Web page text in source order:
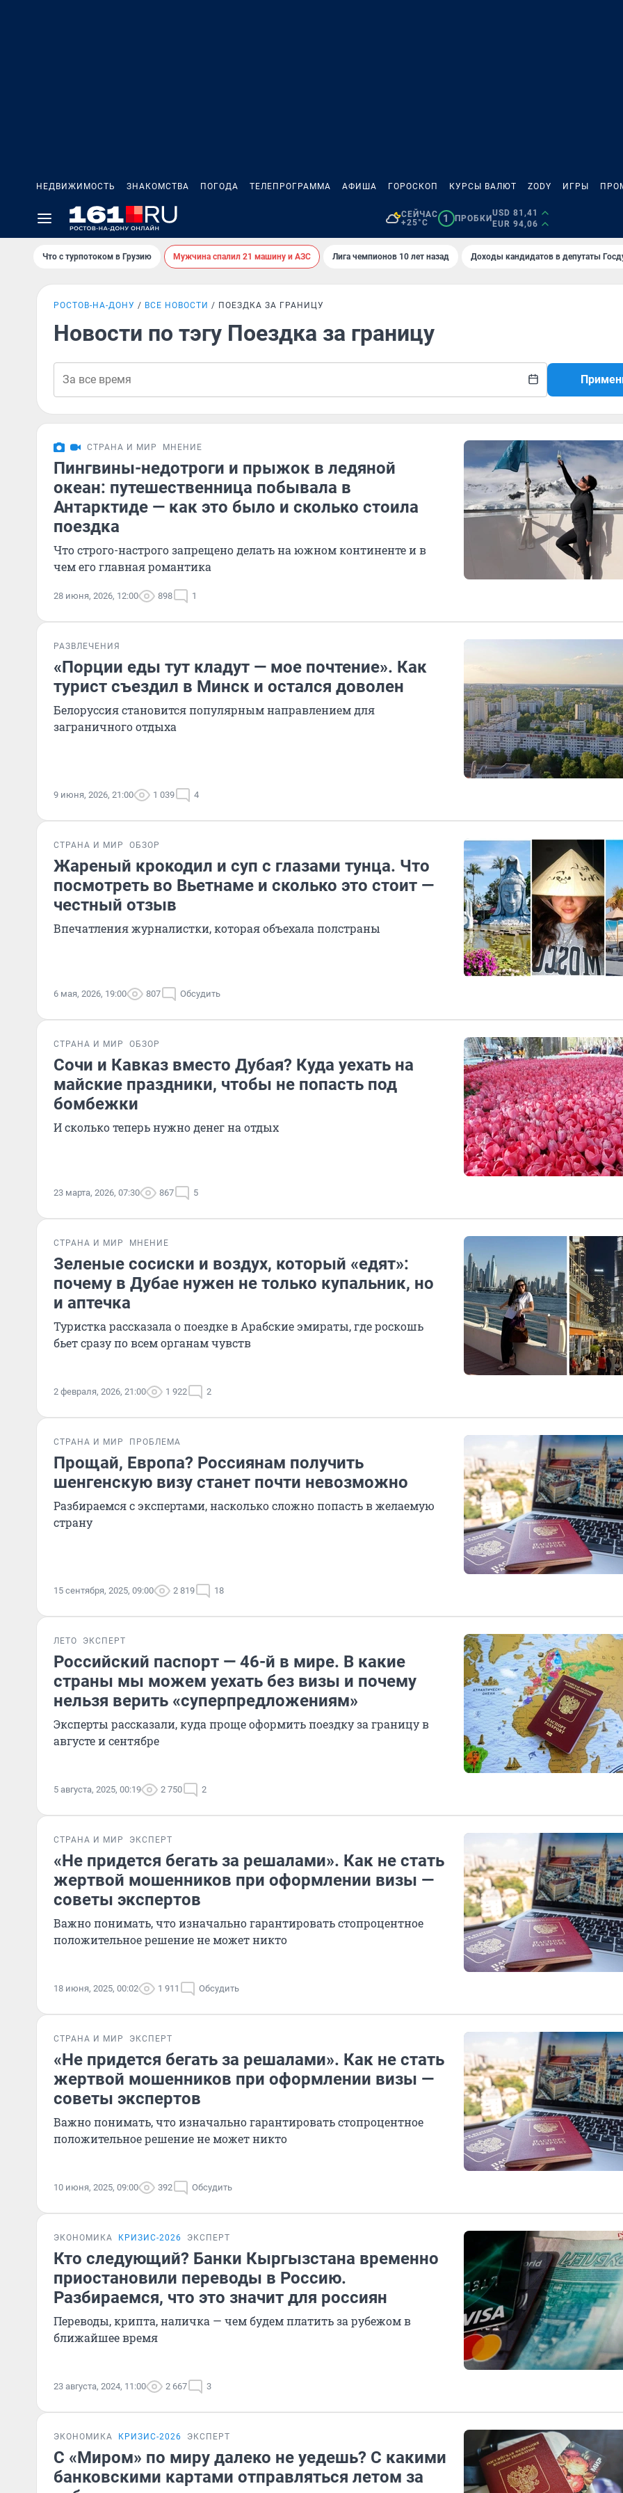
НЕДВИЖИМОСТЬ ЗНАКОМСТВА ПОГОДА ТЕЛЕПРОГРАММА АФИША ГОРОСКОП КУРСЫ ВАЛЮТ ZODY ИГРЫ
СЕЙЧАС
+25°C
1 ПРОБКИ
USD 81,41
EUR 94,06
Что с турпотоком в Грузию Мужчина спалил 21 машину и АЗС Лига чемпионов 10 лет назад Доходы кандидатов в депутаты
РОСТОВ-НА-ДОНУ ВСЕ НОВОСТИ ПОЕЗДКА ЗА ГРАНИЦУ
Новости по тэгу Поездка за границу
СТРАНА И МИР МНЕНИЕ
Пингвины-недотроги и прыжок в ледяной
океан: путешественница побывала в
Антарктиде — как это было и сколько стоила
поездка
Что строго-настрого запрещено делать на южном континенте и в
чем его главная романтика
28 июня, 2026, 12:00 898 1
РАЗВЛЕЧЕНИЯ
«Порции еды тут кладут — мое почтение». Как
турист съездил в Минск и остался доволен
Белоруссия становится популярным направлением для
заграничного отдыха
9 июня, 2026, 21:00 1 039 4
СТРАНА И МИР ОБЗОР
Жареный крокодил и суп с глазами тунца. Что
посмотреть во Вьетнаме и сколько это стоит —
честный отзыв
Впечатления журналистки, которая объехала полстраны
6 мая, 2026, 19:00 807 Обсудить
СТРАНА И МИР ОБЗОР
Сочи и Кавказ вместо Дубая? Куда уехать на
майские праздники, чтобы не попасть под
бомбежки
И сколько теперь нужно денег на отдых
23 марта, 2026, 07:30 867 5
СТРАНА И МИР МНЕНИЕ
Зеленые сосиски и воздух, который «едят»:
почему в Дубае нужен не только купальник, но
и аптечка
Туристка рассказала о поездке в Арабские эмираты, где роскошь
бьет сразу по всем органам чувств
2 февраля, 2026, 21:00 1 922 2
СТРАНА И МИР ПРОБЛЕМА
Прощай, Европа? Россиянам получить
шенгенскую визу станет почти невозможно
Разбираемся с экспертами, насколько сложно попасть в желаемую
страну
15 сентября, 2025, 09:00 2 819 18
ЛЕТО ЭКСПЕРТ
Российский паспорт — 46-й в мире. В какие
страны мы можем уехать без визы и почему
нельзя верить «суперпредложениям»
Эксперты рассказали, куда проще оформить поездку за границу в
августе и сентябре
5 августа, 2025, 00:19 2 750 2
СТРАНА И МИР ЭКСПЕРТ
«Не придется бегать за решалами». Как не стать
жертвой мошенников при оформлении визы —
советы экспертов
Важно понимать, что изначально гарантировать стопроцентное
положительное решение не может никто
18 июня, 2025, 00:02 1 911 Обсудить
СТРАНА И МИР ЭКСПЕРТ
«Не придется бегать за решалами». Как не стать
жертвой мошенников при оформлении визы —
советы экспертов
Важно понимать, что изначально гарантировать стопроцентное
положительное решение не может никто
10 июня, 2025, 09:00 392 Обсудить
ЭКОНОМИКА КРИЗИС-2026 ЭКСПЕРТ
Кто следующий? Банки Кыргызстана временно
приостановили переводы в Россию.
Разбираемся, что это значит для россиян
Переводы, крипта, наличка — чем будем платить за рубежом в
ближайшее время
23 августа, 2024, 11:00 2 667 3
ЭКОНОМИКА КРИЗИС-2026 ЭКСПЕРТ
C «Миром» по миру далеко не уедешь? С какими
банковскими картами отправляться летом за